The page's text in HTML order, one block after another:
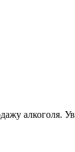
алкоголя.